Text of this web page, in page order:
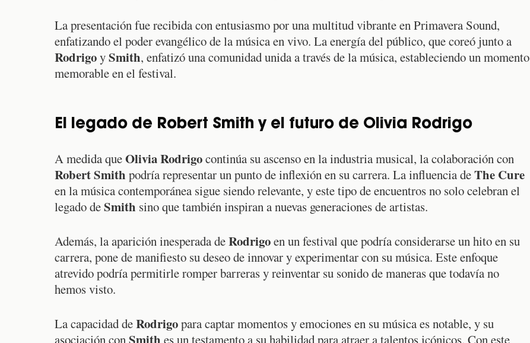
La presentación fue recibida con entusiasmo por una multitud vibrante en Primavera Sound,
enfatizando el poder evangélico de la música en vivo. La energía del público, que coreó junto a
RodrigoySmith, enfatizó una comunidad unida a través de la música, estableciendo un momento
memorable en el festival.
El legado de Robert Smith y el futuro de Olivia Rodrigo
A medida queOlivia Rodrigocontinúa su ascenso en la industria musical, la colaboración con
Robert Smith podría representar un punto de inflexión en su carrera. La influencia deThe Cure
en la música contemporánea sigue siendo relevante, y este tipo de encuentros no solo celebran el
legado deSmith sino que también inspiran a nuevas generaciones de artistas.
Además, la aparición inesperada deRodrigoen un festival que podría considerarse un hito en su
carrera, pone de manifiesto su deseo de innovar y experimentar con su música. Este enfoque
atrevido podría permitirle romper barreras y reinventar su sonido de maneras que todavía no
hemos visto.
La capacidad deRodrigopara captar momentos y emociones en su música es notable, y su
asociación con
es un testamento a su habilidad para atraer a talentos icónicos. Con este